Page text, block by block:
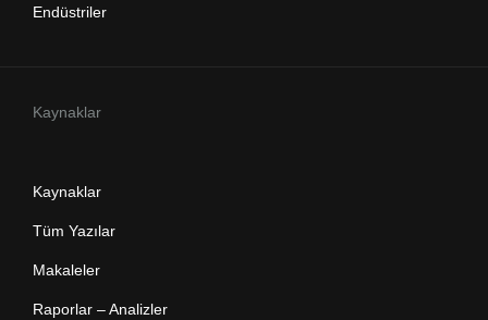
Endüstriler
Kaynaklar
Kaynaklar
Tüm Yazılar
Makaleler
Raporlar – Analizler